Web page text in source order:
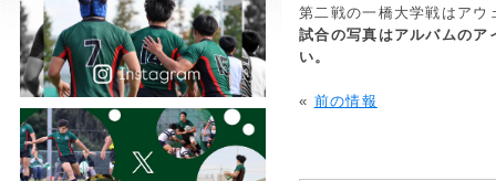
第二戦の一橋大学戦はアウ
試合の写真はアルバムの
い。
« 前の情報